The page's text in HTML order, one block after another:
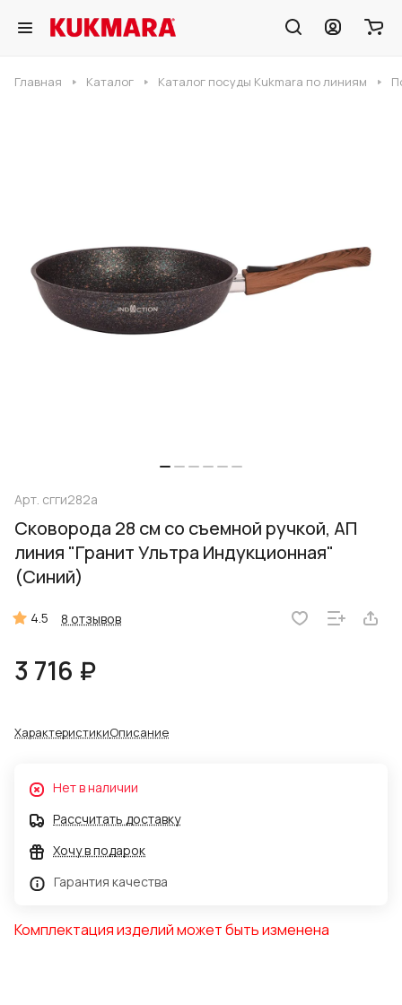
Главная Каталог Каталог посуды Kukmara по линиям
Арт. сгги282а
Сковорода 28 см со съемной ручкой, АП
линия "Гранит Ультра Индукционная"
(Синий)
4.5 8 отзывов
3 716 ₽
ХарактеристикиОписание
Нет в наличии
Рассчитать доставку
Хочу в подарок
Гарантия качества
Комплектация изделий может быть изменена